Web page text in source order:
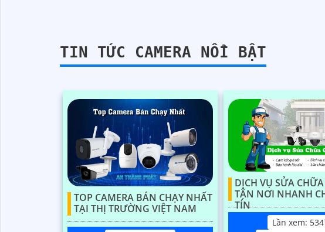
TIN TỨC CAMERA NỔI BẬT
TOP CAMERA BÁN CHẠY NHẤT
TẠI THỊ TRƯỜNG VIỆT NAM
DỊCH VỤ SỬA
TẬN NƠI NHANH
TÍN
Lần xem: